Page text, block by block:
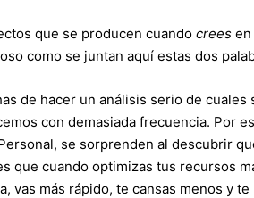
que se producen cuando crees en
como se juntan aquí estas dos
de hacer un análisis serio de
con demasiada frecuencia. Por
se sorprenden al descubrir
que cuando optimizas tus recursos
vas más rápido, te cansas menos y